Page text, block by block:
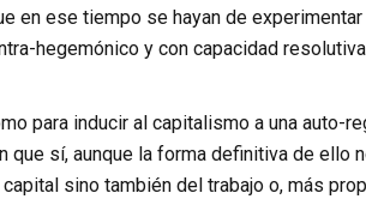
en ese tiempo se hayan de
hegemónico y con capacidad
para inducir al capitalismo a una auto-
sí, aunque la forma definitiva de ello
sino también del trabajo o, más